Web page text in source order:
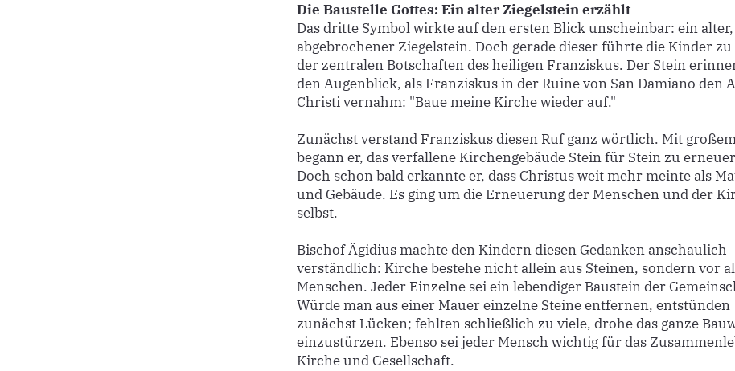
Die Baustelle Gottes: Ein alter Ziegelstein erzählt
Das dritte Symbol wirkte auf den ersten Blick unscheinbar: ein alter,
abgebrochener Ziegelstein. Doch gerade dieser führte die Kinder
der zentralen Botschaften des heiligen Franziskus. Der Stein
den Augenblick, als Franziskus in der Ruine von San Damiano den
Christi vernahm: "Baue meine Kirche wieder auf."
Zunächst verstand Franziskus diesen Ruf ganz wörtlich. Mit
begann er, das verfallene Kirchengebäude Stein für Stein zu
Doch schon bald erkannte er, dass Christus weit mehr meinte als
und Gebäude. Es ging um die Erneuerung der Menschen und der
selbst.
Bischof Ägidius machte den Kindern diesen Gedanken anschaulich
verständlich: Kirche bestehe nicht allein aus Steinen, sondern vor
Menschen. Jeder Einzelne sei ein lebendiger Baustein der
Würde man aus einer Mauer einzelne Steine entfernen, entstünden
zunächst Lücken; fehlten schließlich zu viele, drohe das ganze
einzustürzen. Ebenso sei jeder Mensch wichtig für das
Kirche und Gesellschaft.